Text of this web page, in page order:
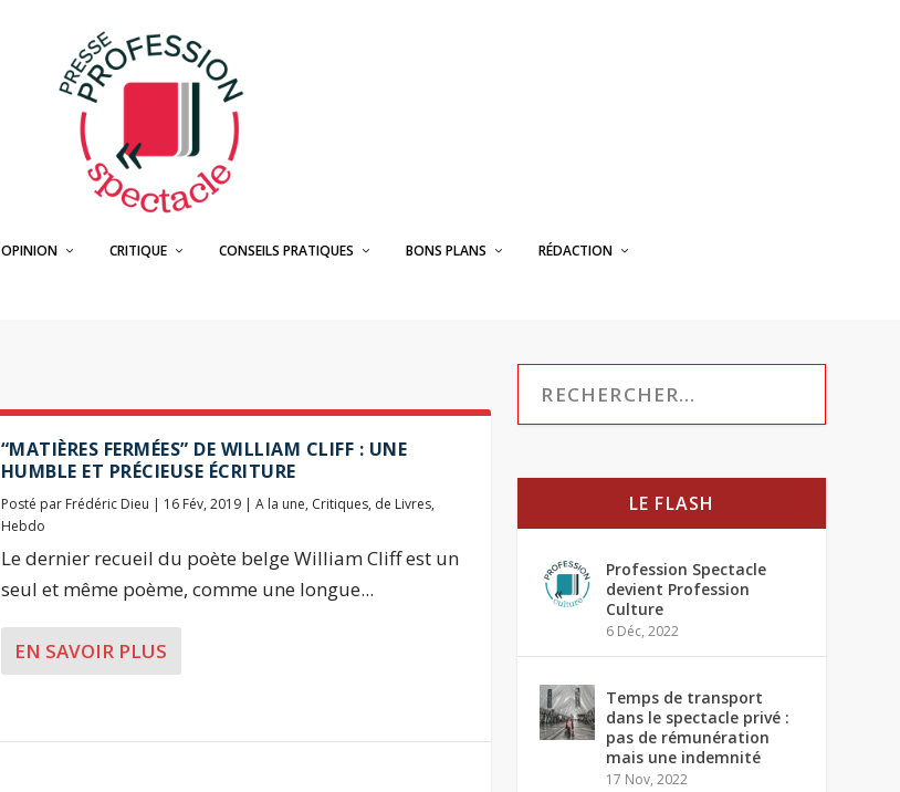
OPINION CRITIQUE CONSEILS PRATIQUES BONS PLANS RÉDACTION
“MATIÈRES FERMÉES” DE WILLIAM CLIFF : UNE
HUMBLE ET PRÉCIEUSE ÉCRITURE
Posté par Frédéric Dieu | 16 Fév, 2019| A la une, Critiques, de Livres,
Hebdo
Le dernier recueil du poète belge William Cliff est un
seul et même poème, comme une longue...
EN SAVOIR PLUS
LE FLASH
Profession Spectacle
devient Profession
Culture
6 Déc, 2022
Temps de transport
dans le spectacle privé :
pas de rémunération
mais une indemnité
17 Nov, 2022